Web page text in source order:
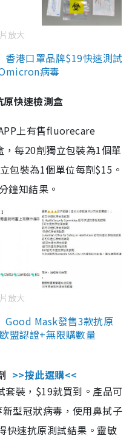
放大
香港口罩品牌$19快速測試
病毒
快速檢測盒
上有售fluorecare
，每20劑獨立包裝為1個單
包裝為1個單位每劑$15。
鐘知結果。
放大
Good Mask發售3款抗原
盟認證+無限購數量
>>按此選購<<
套裝，$19就買到。產品可
型冠狀病毒，使用鼻拭子
快速抗原測試結果。靈敏